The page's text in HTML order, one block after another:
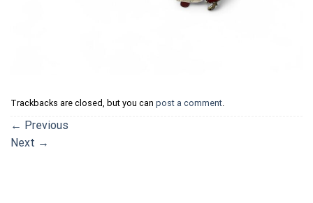
Trackbacks are closed, but you can post a comment.
← Previous
Next →